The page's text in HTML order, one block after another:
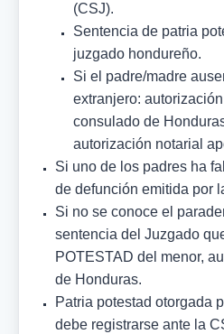
(CSJ).
Sentencia de patria
juzgado hondureño.
Si el padre/madre
extranjero:
consulado de
autorización notarial
Si uno de los padres ha
de defunción emitida por
Si no se conoce el
sentencia del Juzgado
POTESTAD del menor,
de Honduras.
Patria potestad otorgada
debe registrarse ante la